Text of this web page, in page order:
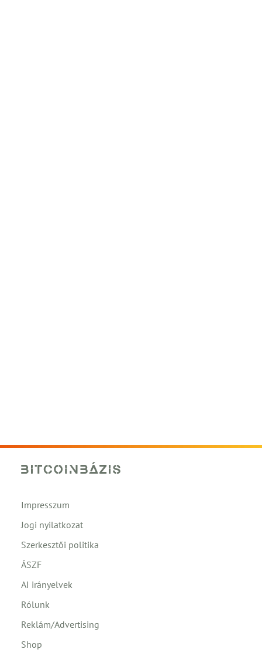
Impresszum
Jogi nyilatkozat
Szerkesztői politika
ÁSZF
AI irányelvek
Rólunk
Reklám/Advertising
Shop